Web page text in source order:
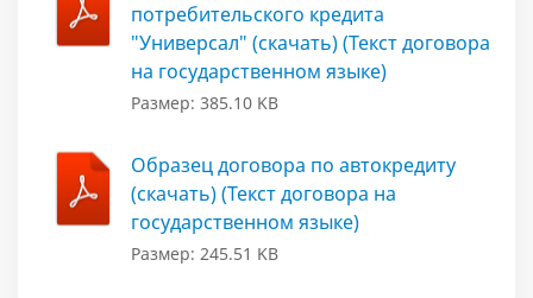
потребительского кредита
"Универсал" (скачать) (Текст договора
на государственном языке)
Размер: 385.10 KB
Образец договора по автокредиту
(скачать) (Текст договора на
государственном языке)
Размер: 245.51 KB